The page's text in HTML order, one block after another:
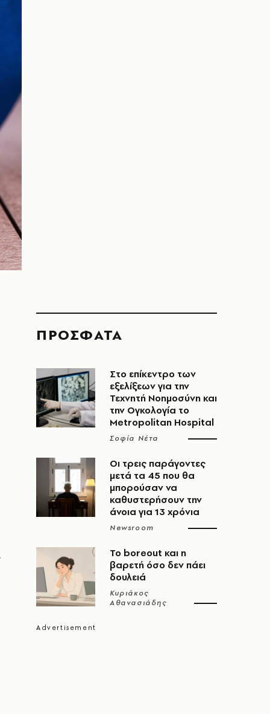
ΠΡΟΣΦΑΤΑ
Στο επίκεντρο των
εξελίξεων για την
Τεχνητή Νοημοσύνη και
την Ογκολογία το
Metropolitan Hospital
Σοφία Νέτα
Οι τρεις παράγοντες
μετά τα 45 που θα
μπορούσαν να
καθυστερήσουν την
άνοια για 13 χρόνια
Newsroom
Το boreout και η
βαρετή όσο δεν πάει
δουλειά
Κυριάκος
Αθανασιάδης